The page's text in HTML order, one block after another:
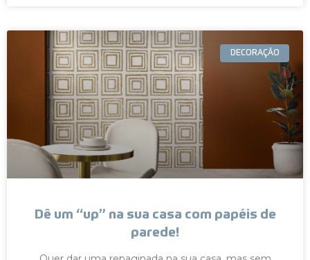
DECORAÇÃO
Dê um “up” na sua casa com papéis de
parede!